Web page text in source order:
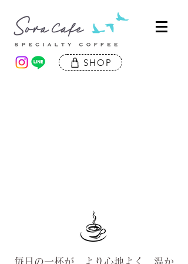
SHOP
毎日の一杯が より心地よく、温か